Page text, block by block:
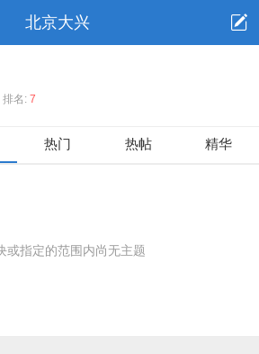
北京大兴
排名: 7
热门 热帖 精华
或指定的范围内尚无主题